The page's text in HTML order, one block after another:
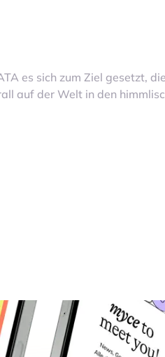
es sich zum Ziel gesetzt,
auf der Welt in den